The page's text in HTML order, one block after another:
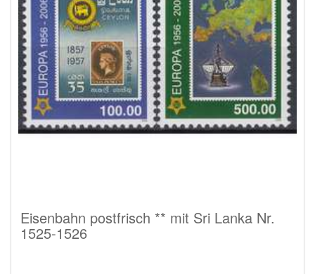
Eisenbahn postfrisch ** mit Sri Lanka Nr.
1525-1526